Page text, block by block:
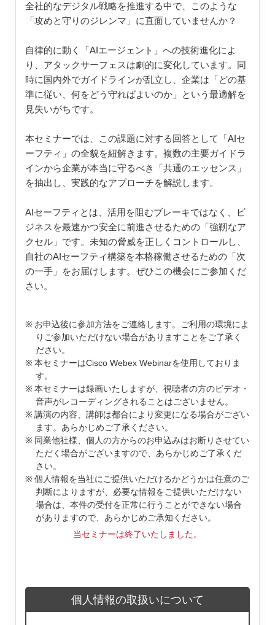
全社的なデジタル戦略を推進する中で、このような
「攻めと守りのジレンマ」に直面していませんか？
自律的に動く「AIエージェント」への技術進化によ
り、アタックサーフェスは劇的に変化しています。同
時に国内外でガイドラインが乱立し、企業は「どの基
準に従い、何をどう守ればよいのか」という最適解を
見失いがちです。
本セミナーでは、この課題に対する回答として「AIセ
ーフティ」の全貌を紐解きます。複数の主要ガイドラ
インから企業が本当に守るべき「共通のエッセンス」
を抽出し、実践的なアプローチを解説します。
AIセーフティとは、活用を阻むブレーキではなく、ビ
ジネスを最速かつ安全に前進させるための「強靭なア
クセル」です。未知の脅威を正しくコントロールし、
自社のAIセーフティ構築を本格稼働させるための「次
の一手」をお届けします。ぜひこの機会にご参加くだ
さい。
お申込後に参加方法をご連絡します。ご利用の環境によ
りご参加いただけない場合がありますことをご了承く
ださい。
本セミナーはCisco Webex Webinarを使用しておりま
す。
本セミナーは録画いたしますが、視聴者の方のビデオ・
音声がレコーディングされることはございません。
講演の内容、講師は都合により変更になる場合がござい
ます。あらかじめご了承ください。
同業他社様、個人の方からのお申込みはお断りさせてい
ただく場合がございますので、あらかじめご了承くだ
さい。
個人情報を当社にご提供いただけるかどうかは任意のご
判断によりますが、必要な情報をご提供いただけない
場合は、本件の受付を正常に行うことができない場合
がありますので、あらかじめご承知ください。
当セミナーは終了いたしました。
個人情報の取扱いについて